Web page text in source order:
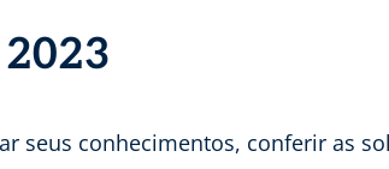
seus conhecimentos, conferir as